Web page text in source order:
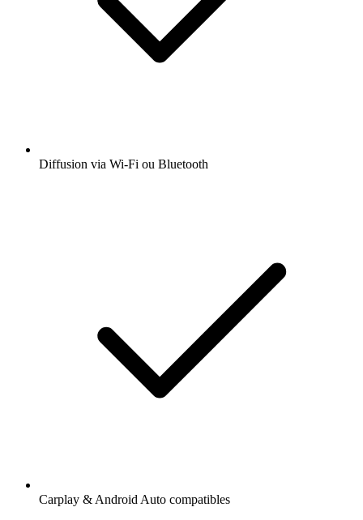
Diffusion via Wi-Fi ou Bluetooth
Carplay & Android Auto compatibles